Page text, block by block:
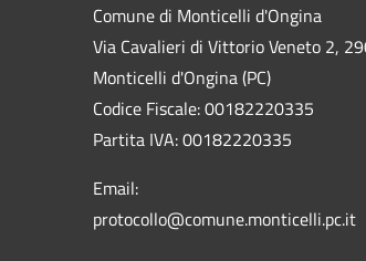
Comune di Monticelli d'Ongina
Via Cavalieri di Vittorio Veneto 2,
Monticelli d'Ongina (PC)
Codice Fiscale: 00182220335
Partita IVA: 00182220335
Email:
protocollo@comune.monticelli.pc.it